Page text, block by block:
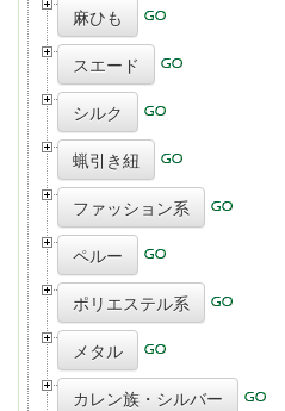
麻ひも
スエード
シルク
蝋引き紐
ファッション系
ペルー
ポリエステル系
メタル
カレン族・シルバー